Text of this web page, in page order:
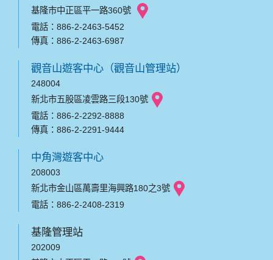
基隆市中正區平一路360號
電話：886-2-2463-5452
傳真：886-2-2463-6987
觀音山遊客中心（觀音山管理站）
248004
新北市五股區凌雲路三段130號
電話：886-2-2292-8888
傳真：886-2-2291-9444
中角灣遊客中心
208003
新北市金山區萬壽里海興路180之3號
電話：886-2-2408-2319
基隆管理站
202009